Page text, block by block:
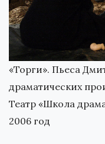
«Торги». Пьеса
драматических
Театр «Школа
2006 год